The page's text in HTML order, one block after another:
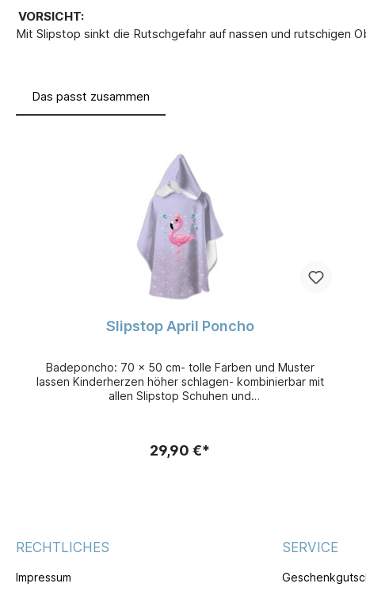
VORSICHT:
Mit Slipstop sinkt die Rutschgefahr auf nassen und rutschigen
Das passt zusammen
Slipstop April Poncho
Badeponcho: 70 x 50 cm- tolle Farben und Muster
lassen Kinderherzen höher schlagen- kombinierbar mit
allen Slipstop Schuhen und
29,90 €*
RECHTLICHES
Impressum
SERVICE